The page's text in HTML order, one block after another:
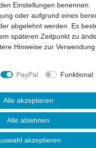
Einstellungen benennen.
oder aufgrund eines
abgelehnt werden. Es
späteren Zeitpunkt zu
Hinweise zur
PayPal Funktional
Alle akzeptieren
Alle ablehnen
akzeptieren